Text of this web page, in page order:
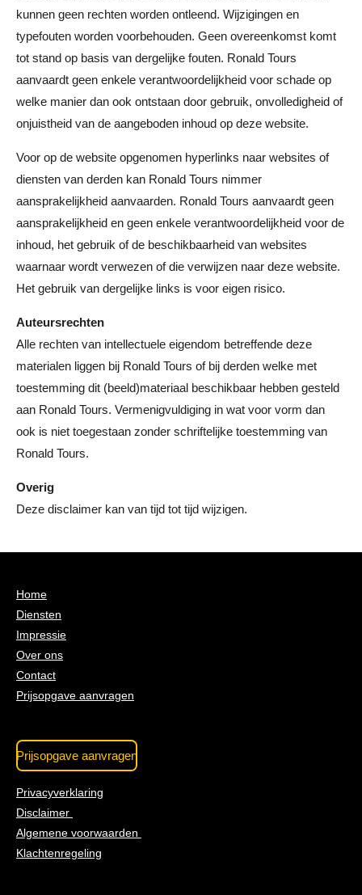
kunnen geen rechten worden ontleend. Wijzigingen en
typefouten worden voorbehouden. Geen overeenkomst komt
tot stand op basis van dergelijke fouten. Ronald Tours
aanvaardt geen enkele verantwoordelijkheid voor schade op
welke manier dan ook ontstaan door gebruik, onvolledigheid of
onjuistheid van de aangeboden inhoud op deze website.
Voor op de website opgenomen hyperlinks naar websites of
diensten van derden kan Ronald Tours nimmer
aansprakelijkheid aanvaarden. Ronald Tours aanvaardt geen
aansprakelijkheid en geen enkele verantwoordelijkheid voor de
inhoud, het gebruik of de beschikbaarheid van websites
waarnaar wordt verwezen of die verwijzen naar deze website.
Het gebruik van dergelijke links is voor eigen risico.
Auteursrechten
Alle rechten van intellectuele eigendom betreffende deze
materialen liggen bij Ronald Tours of bij derden welke met
toestemming dit (beeld)materiaal beschikbaar hebben gesteld
aan Ronald Tours. Vermenigvuldiging in wat voor vorm dan
ook is niet toegestaan zonder schriftelijke toestemming van
Ronald Tours.
Overig
Deze disclaimer kan van tijd tot tijd wijzigen.
Home
Diensten
Impressie
Over ons
Contact
Prijsopgave aanvragen
Prijsopgave aanvragen
Privacyverklaring
Disclaimer
Algemene voorwaarden
Klachtenregeling